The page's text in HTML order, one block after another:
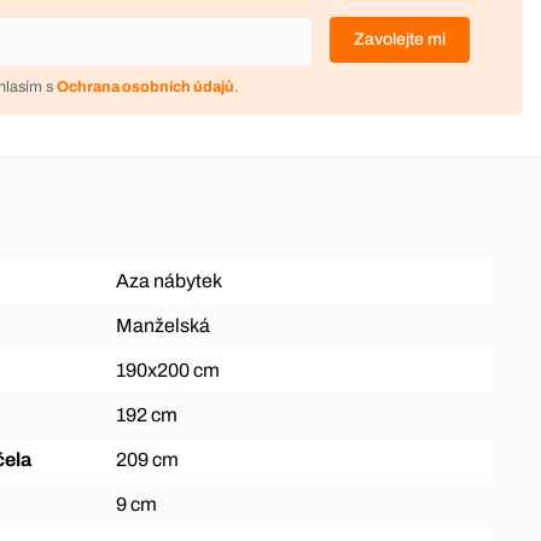
Zavolejte mi
s Ochrana osobních údajů.
Aza nábytek
Manželská
190x200 cm
192 cm
209 cm
9 cm